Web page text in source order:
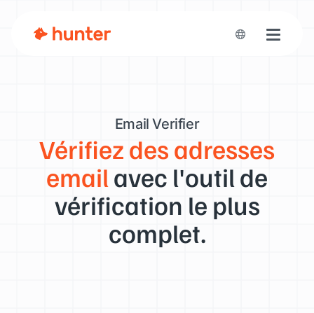
Toggle
Email Verifier
Vérifiez des adresses
email avec l'outil de
vérification le plus
complet.